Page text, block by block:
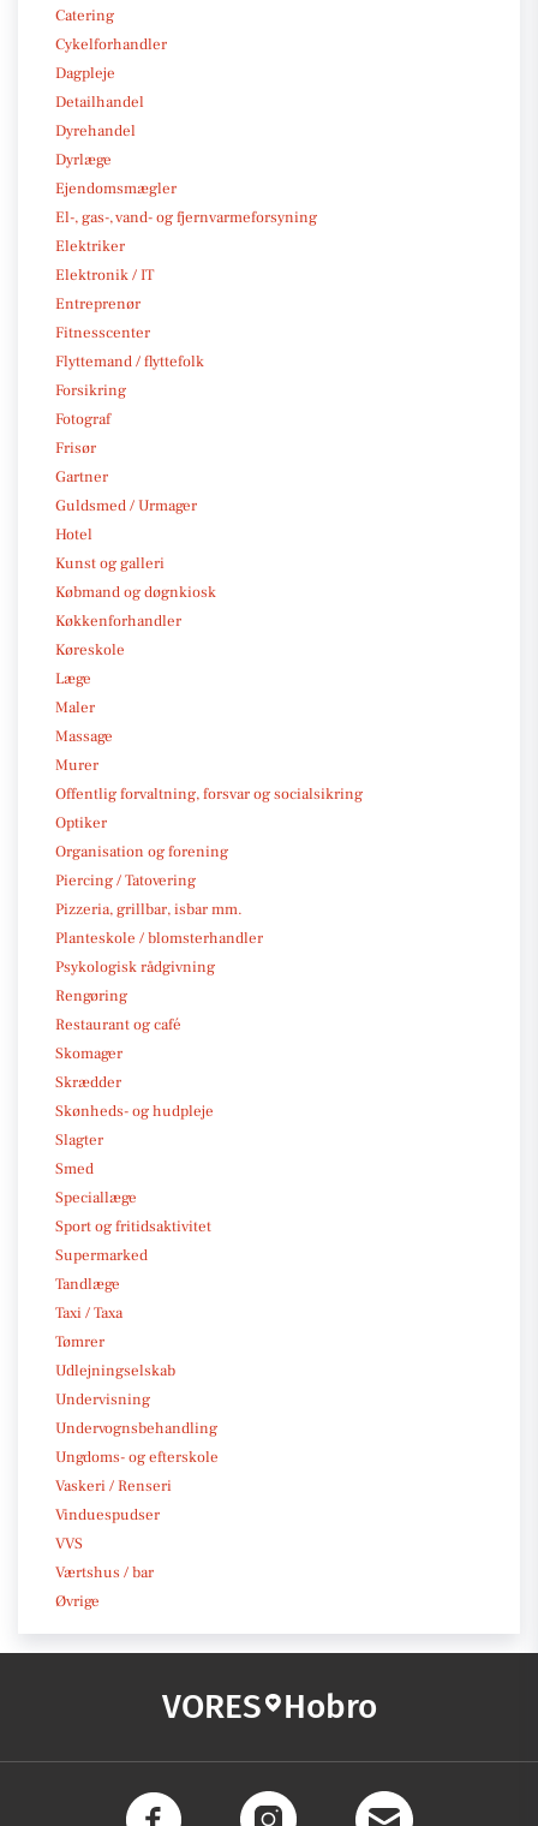
Catering
Cykelforhandler
Dagpleje
Detailhandel
Dyrehandel
Dyrlæge
Ejendomsmægler
El-, gas-, vand- og fjernvarmeforsyning
Elektriker
Elektronik / IT
Entreprenør
Fitnesscenter
Flyttemand / flyttefolk
Forsikring
Fotograf
Frisør
Gartner
Guldsmed / Urmager
Hotel
Kunst og galleri
Købmand og døgnkiosk
Køkkenforhandler
Køreskole
Læge
Maler
Massage
Murer
Offentlig forvaltning, forsvar og socialsikring
Optiker
Organisation og forening
Piercing / Tatovering
Pizzeria, grillbar, isbar mm.
Planteskole / blomsterhandler
Psykologisk rådgivning
Rengøring
Restaurant og café
Skomager
Skrædder
Skønheds- og hudpleje
Slagter
Smed
Speciallæge
Sport og fritidsaktivitet
Supermarked
Tandlæge
Taxi / Taxa
Tømrer
Udlejningselskab
Undervisning
Undervognsbehandling
Ungdoms- og efterskole
Vaskeri / Renseri
Vinduespudser
VVS
Værtshus / bar
Øvrige
VORES Hobro